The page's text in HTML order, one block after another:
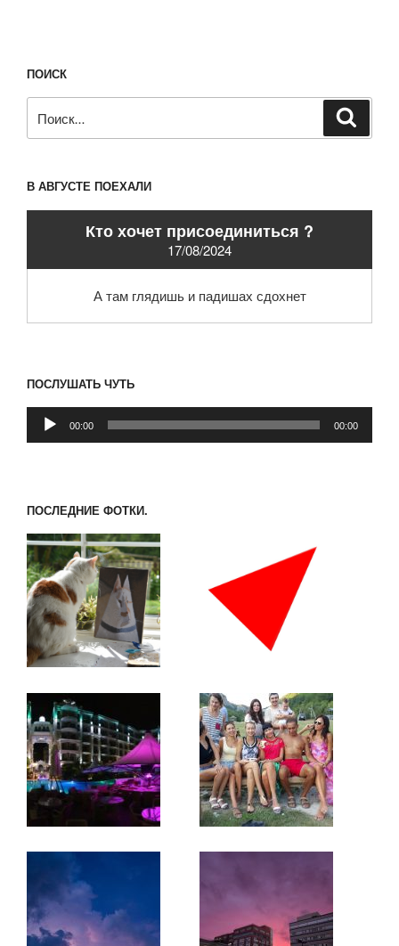
ПОИСК
В АВГУСТЕ ПОЕХАЛИ
Кто хочет присоединиться ?
17/08/2024
А там глядишь и падишах сдохнет
ПОСЛУШАТЬ ЧУТЬ
Аудиоплеер
00:00 00:00
ПОСЛЕДНИЕ ФОТКИ.